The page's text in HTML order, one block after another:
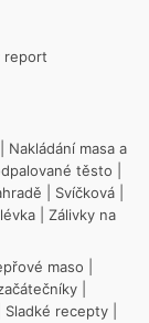
report
Nakládání masa a
těsto
Svíčková
Zálivky na
maso
Sladké recepty